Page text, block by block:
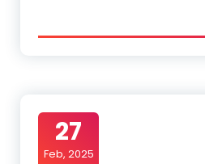
27
Feb, 2025